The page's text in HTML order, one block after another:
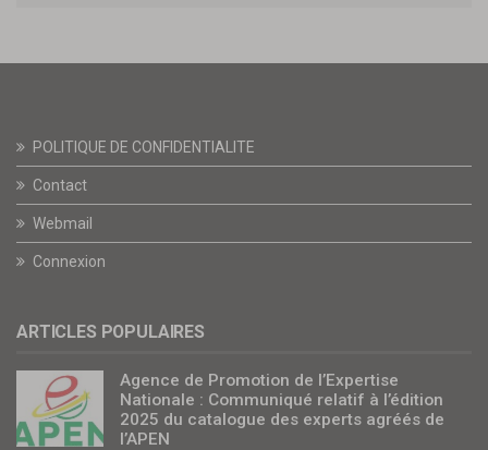
POLITIQUE DE CONFIDENTIALITE
Contact
Webmail
Connexion
ARTICLES POPULAIRES
Agence de Promotion de l’Expertise
Nationale : Communiqué relatif à l’édition
2025 du catalogue des experts agréés de
l’APEN